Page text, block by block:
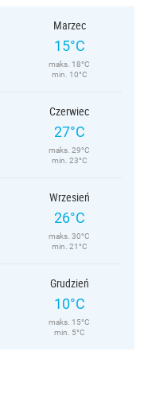
Marzec
15°C
maks. 18°C
min. 10°C
Czerwiec
27°C
maks. 29°C
min. 23°C
Wrzesień
26°C
maks. 30°C
min. 21°C
Grudzień
10°C
maks. 15°C
min. 5°C